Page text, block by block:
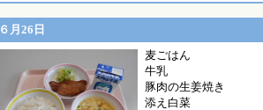
６月26日
麦ご
牛乳
豚肉の生姜焼き
添え白菜